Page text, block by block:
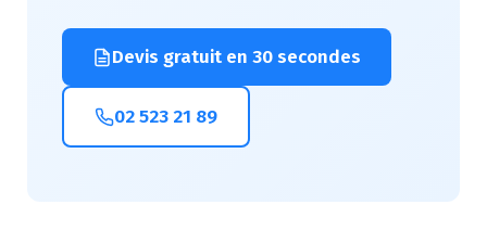
Devis gratuit en 30 secondes
02 523 21 89